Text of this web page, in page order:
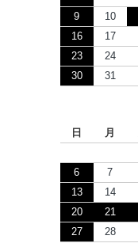
9
10
16
17
23
24
30
31
日 月
6
7
13
14
20
21
27
28